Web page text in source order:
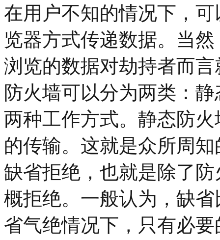
在用户不知的情况下，
览器方式传递数据。当
浏览的数据对劫持者而
防火墙可以分为两类：
两种工作方式。静态防
的传输。这就是众所周
缺省拒绝，也就是除了
概拒绝。一般认为，缺
省气绝情况下，只有必